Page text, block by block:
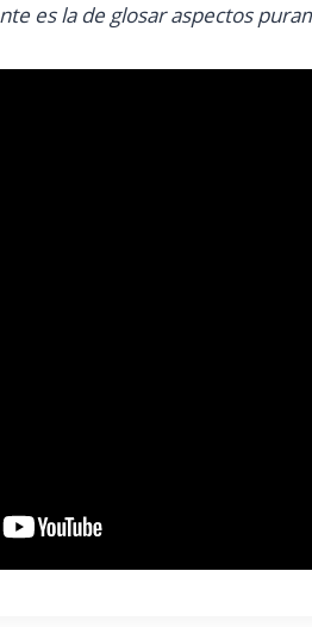
es la de glosar aspectos